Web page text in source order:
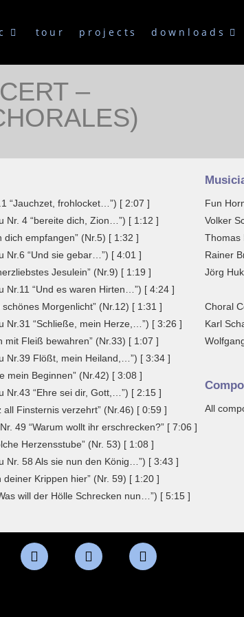
tour projects downloads
–
“Jauchzet, frohlocket…”) [ 2:07 ]
Nr. 4 “bereite dich, Zion…”) [ 1:12 ]
dich empfangen” (Nr.5) [ 1:32 ]
Nr.6 “Und sie gebar…”) [ 4:01 ]
Jesulein” (Nr.9) [ 1:19 ]
Nr.11 “Und es waren Hirten…”) [ 4:24 ]
Morgenlicht” (Nr.12) [ 1:31 ]
Nr.31 “Schließe, mein Herze,…”) [ 3:26 ]
mit Fleiß bewahren” (Nr.33) [ 1:07 ]
Nr.39 Flößt, mein Heiland,…”) [ 3:34 ]
mein Beginnen” (Nr.42) [ 3:08 ]
Nr.43 “Ehre sei dir, Gott,…”) [ 2:15 ]
all Finsternis verzehrt” (Nr.46) [ 0:59 ]
49 “Warum wollt ihr erschrecken?” [ 7:06 ]
Herzensstube” (Nr. 53) [ 1:08 ]
Nr. 58 Als sie nun den König…”) [ 3:43 ]
deiner Krippen hier” (Nr. 59) [ 1:20 ]
will der Hölle Schrecken nun…”) [ 5:15 ]
Fun
Volker
Thomas
Rainer
Jörg
Choral
Karl
All